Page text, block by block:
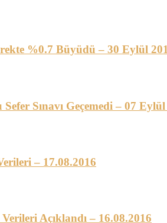
%0.7 Büyüdü – 30 Eylül
Sınavı Geçemedi – 07
– 17.08.2016
Açıklandı – 16.08.2016